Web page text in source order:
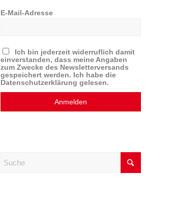
E-Mail-Adresse
Ich bin jederzeit widerruflich damit
einverstanden, dass meine Angaben
zum Zwecke des Newsletterversands
gespeichert werden. Ich habe die
Datenschutzerklärung gelesen.